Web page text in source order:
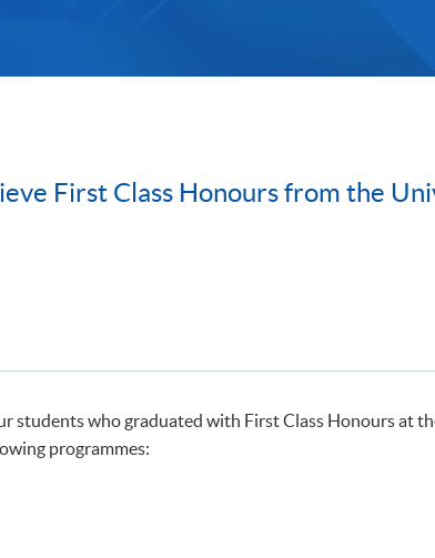
First Class Honours from the
students who graduated with First Class Honours at
programmes: